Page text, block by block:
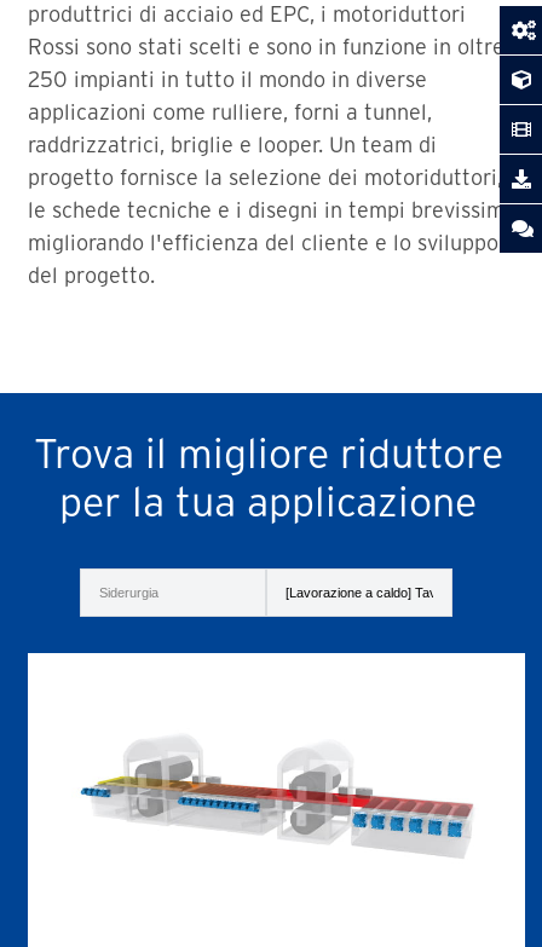
produttrici di acciaio ed EPC, i motoriduttori
Rossi sono stati scelti e sono in funzione in oltre
250 impianti in tutto il mondo in diverse
applicazioni come rulliere, forni a tunnel,
raddrizzatrici, briglie e looper. Un team di
progetto fornisce la selezione dei motoriduttori,
le schede tecniche e i disegni in tempi brevissimi,
migliorando l'efficienza del cliente e lo sviluppo
del progetto.
Trova il migliore riduttore
per la tua applicazione